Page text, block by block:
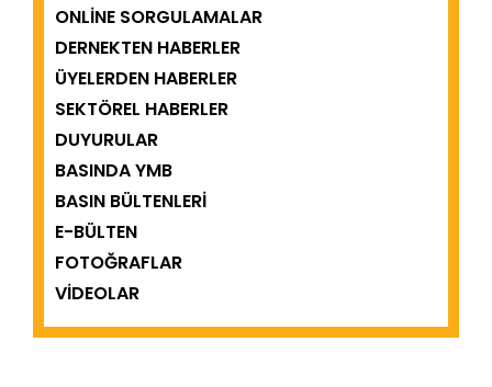
ONLINE SORGULAMALAR
DERNEKTEN HABERLER
ÜYELERDEN HABERLER
SEKTÖREL HABERLER
DUYURULAR
BASINDA YMB
BASIN BÜLTENLERI
E-BÜLTEN
FOTOĞRAFLAR
VIDEOLAR